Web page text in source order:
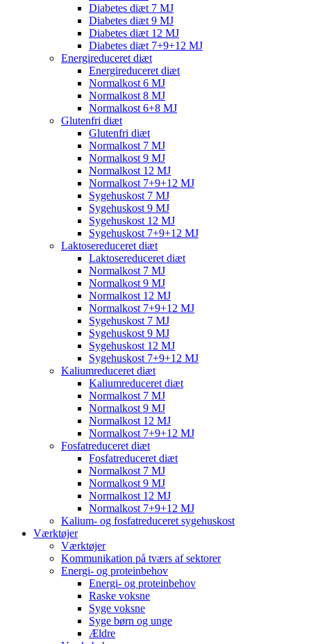
Diabetes diæt 7 MJ
Diabetes diæt 9 MJ
Diabetes diæt 12 MJ
Diabetes diæt 7+9+12 MJ
Energireduceret diæt
Energireduceret diæt
Normalkost 6 MJ
Normalkost 8 MJ
Normalkost 6+8 MJ
Glutenfri diæt
Glutenfri diæt
Normalkost 7 MJ
Normalkost 9 MJ
Normalkost 12 MJ
Normalkost 7+9+12 MJ
Sygehuskost 7 MJ
Sygehuskost 9 MJ
Sygehuskost 12 MJ
Sygehuskost 7+9+12 MJ
Laktosereduceret diæt
Laktosereduceret diæt
Normalkost 7 MJ
Normalkost 9 MJ
Normalkost 12 MJ
Normalkost 7+9+12 MJ
Sygehuskost 7 MJ
Sygehuskost 9 MJ
Sygehuskost 12 MJ
Sygehuskost 7+9+12 MJ
Kaliumreduceret diæt
Kaliumreduceret diæt
Normalkost 7 MJ
Normalkost 9 MJ
Normalkost 12 MJ
Normalkost 7+9+12 MJ
Fosfatreduceret diæt
Fosfatreduceret diæt
Normalkost 7 MJ
Normalkost 9 MJ
Normalkost 12 MJ
Normalkost 7+9+12 MJ
Kalium- og fosfatreduceret sygehuskost
Værktøjer
Værktøjer
Kommunikation på tværs af sektorer
Energi- og proteinbehov
Energi- og proteinbehov
Raske voksne
Syge voksne
Syge børn og unge
Ældre